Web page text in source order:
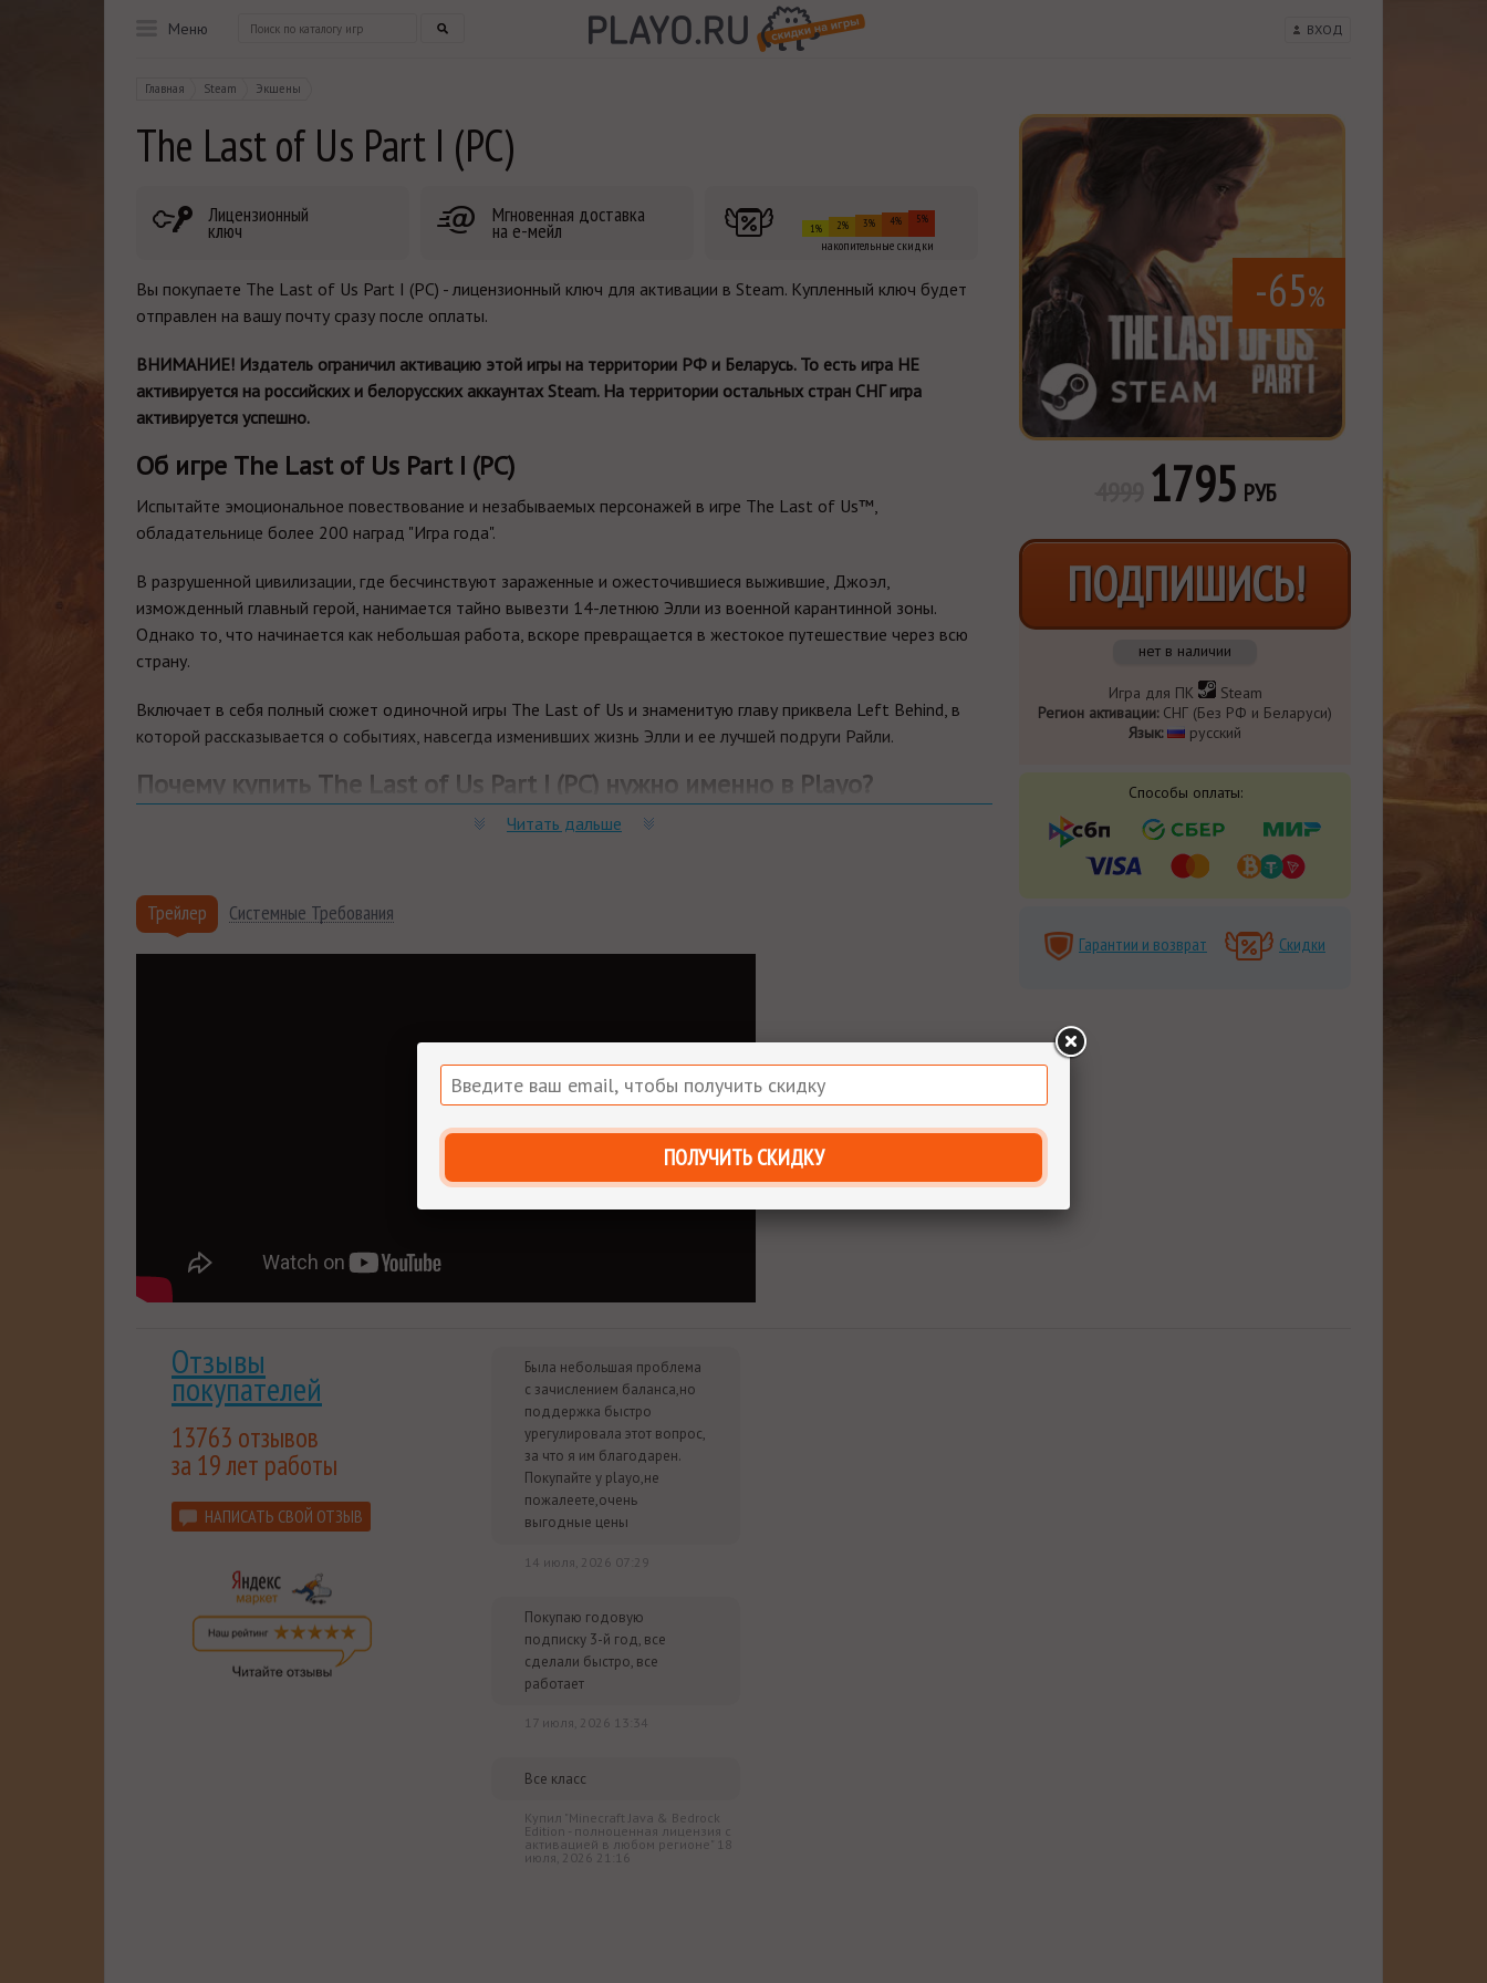
ВХОД
Меню
Главная Steam Экшены
The Last of Us Part I (PC)
Лицензионный
ключ
Мгновенная доставка
на е-мейл 1% 2% 3% 4% 5%
накопительные скидки
Вы покупаете The Last of Us Part I (PC) - лицензионный ключ для активации в Steam. Купленный ключ будет
отправлен на вашу почту сразу после оплаты.
ВНИМАНИЕ! Издатель ограничил активацию этой игры на территории РФ и Беларусь. То есть игра НЕ
активируется на российских и белорусских аккаунтах Steam. На территории остальных стран СНГ игра
активируется успешно.
Об игре The Last of Us Part I (PC)
Испытайте эмоциональное повествование и незабываемых персонажей в игре The Last of Us™,
обладательнице более 200 наград "Игра года".
В разрушенной цивилизации, где бесчинствуют зараженные и ожесточившиеся выжившие, Джоэл,
изможденный главный герой, нанимается тайно вывезти 14-летнюю Элли из военной карантинной зоны.
Однако то, что начинается как небольшая работа, вскоре превращается в жестокое путешествие через всю
страну.
Включает в себя полный сюжет одиночной игры The Last of Us и знаменитую главу приквела Left Behind, в
которой рассказывается о событиях, навсегда изменивших жизнь Элли и ее лучшей подруги Райли.
Почему купить The Last of Us Part I (PC) нужно именно в Playo?
на рынке, тысячи проданных ключей и масса положительных отзывов.
отправлен на указанную вами электронную почту.
Гарантия низкой цены.Мы внимательно следим за тем, чтобы наше предложение было действительно
лучшим для покупателя. Если вы нашли цену ниже - просто сообщите нам об этом.
Читать дальше
Трейлер Системные Требования
-65%
1795 РУБ
ПОДПИШИСЬ!
нет в наличии
Игра для ПК
Steam
Регион активации:СНГ (Без РФ и Беларуси)
Язык:
русский
Способы оплаты:
Гарантии и возврат Скидки
Отзывы
покупателей
13763 отзывов
за 19 лет работы
НАПИСАТЬ СВОЙ ОТЗЫВ
Была небольшая проблема
с зачислением баланса,но
поддержка быстро
урегулировала этот вопрос,
за что я им благодарен.
Покупайте у playo,не
пожалеете,очень
выгодные цены
14 июля, 2026 07:29
Покупаю годовую
подписку 3-й год, все
сделали быстро, все
работает
17 июля, 2026 13:34
Все класс
Купил "Minecraft Java & Bedrock
Edition - полноценная лицензия c
активацией в любом регионе" 18
июля, 2026 21:16
ПОЛУЧИТЬ СКИДКУ